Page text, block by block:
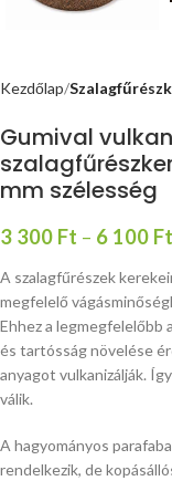
Kezdőlap
Gumival
mm szélesség
3 300 Ft – 6 100 Ft
A szalagfűrészek
megfelelő
Ehhez a legmegfelelőbb
és tartósság növelése
anyagot vulkanizálják.
válik.
A hagyományos
rendelkezik, de